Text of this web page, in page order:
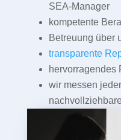
SEA-Manager
kompetente
Betreuung über
transparente
hervorragendes
wir messen